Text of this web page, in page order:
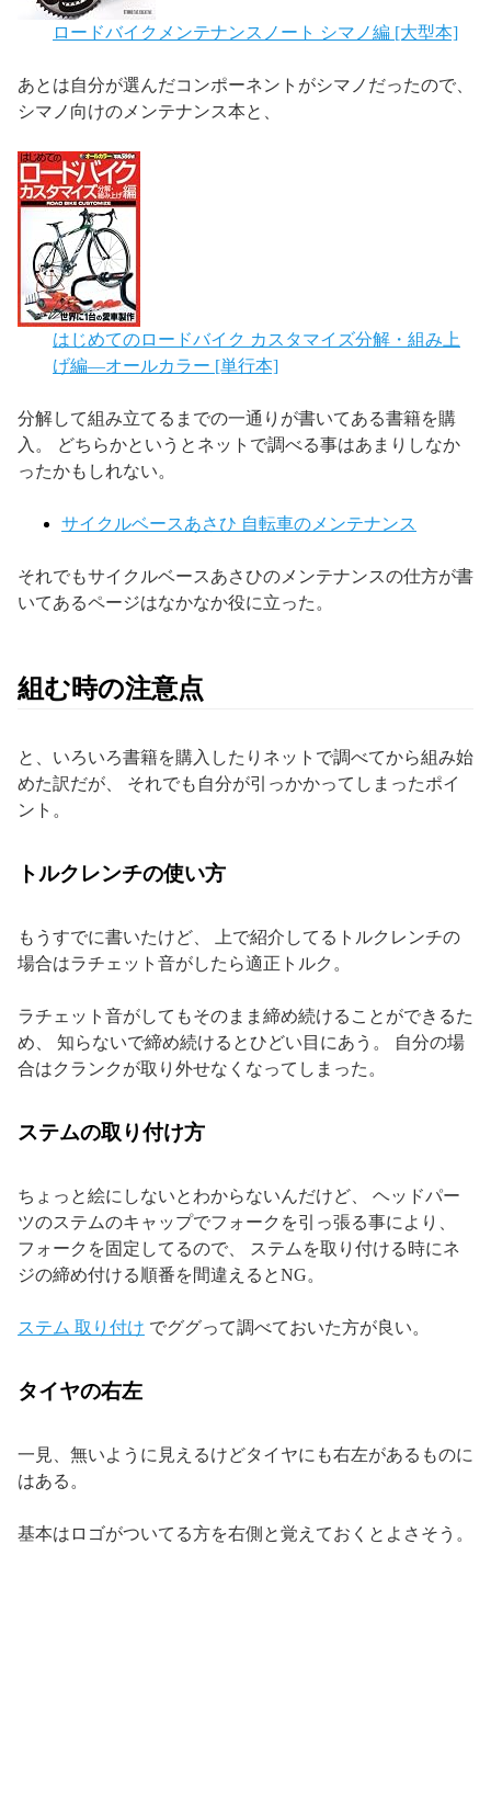
ロードバイクメンテナンスノート シマノ編 [大型本]
あとは自分が選んだコンポーネントがシマノだったので、
シマノ向けのメンテナンス本と、
はじめてのロードバイク カスタマイズ分解・組み上
げ編―オールカラー [単行本]
分解して組み立てるまでの一通りが書いてある書籍を購
入。 どちらかというとネットで調べる事はあまりしなか
ったかもしれない。
サイクルベースあさひ 自転車のメンテナンス
それでもサイクルベースあさひのメンテナンスの仕方が書
いてあるページはなかなか役に立った。
組む時の注意点
と、いろいろ書籍を購入したりネットで調べてから組み始
めた訳だが、 それでも自分が引っかかってしまったポイ
ント。
トルクレンチの使い方
もうすでに書いたけど、 上で紹介してるトルクレンチの
場合はラチェット音がしたら適正トルク。
ラチェット音がしてもそのまま締め続けることができるた
め、 知らないで締め続けるとひどい目にあう。 自分の場
合はクランクが取り外せなくなってしまった。
ステムの取り付け方
ちょっと絵にしないとわからないんだけど、 ヘッドパー
ツのステムのキャップでフォークを引っ張る事により、
フォークを固定してるので、 ステムを取り付ける時にネ
ジの締め付ける順番を間違えるとNG。
ステム 取り付け でググって調べておいた方が良い。
タイヤの右左
一見、無いように見えるけどタイヤにも右左があるものに
はある。
基本はロゴがついてる方を右側と覚えておくとよさそう。